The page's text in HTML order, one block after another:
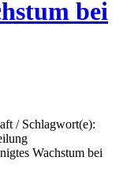
bei
/ Schlagwort(e):
Wachstum bei